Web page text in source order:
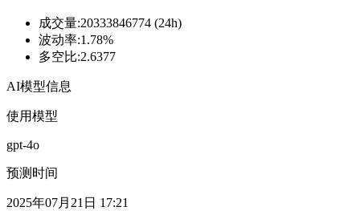
成交量:20333846774 (24h)
波动率:1.78%
多空比:2.6377
AI模型信息
使用模型
gpt-4o
预测时间
2025年07月21日 17:21